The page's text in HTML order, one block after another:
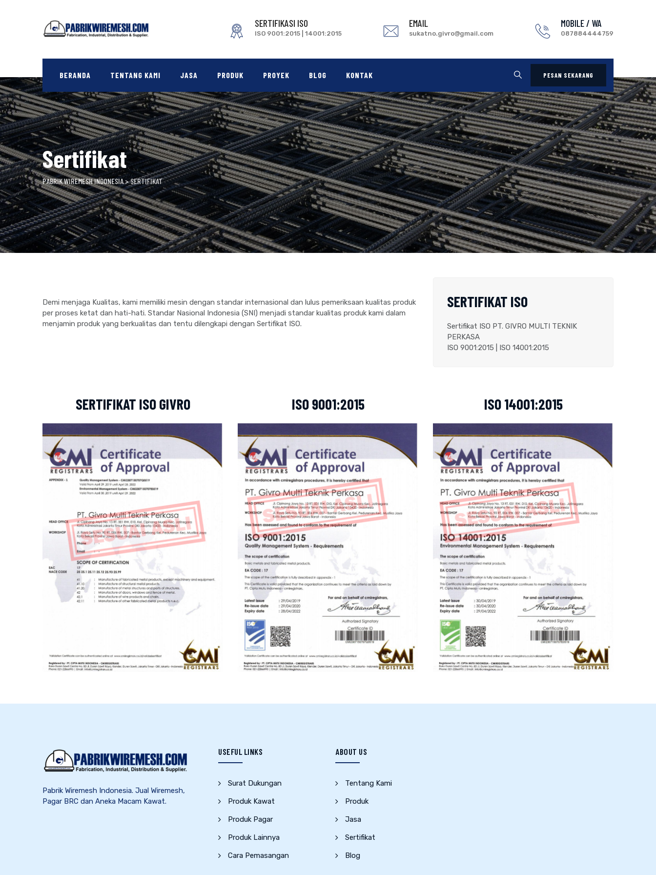
SERTIFIKASI ISO
ISO 9001:2015 | 14001:2015
EMAIL
sukatno.givro@gmail.com
MOBILE / WA
087884444759
BERANDA TENTANG KAMI JASA PRODUK PROYEK BLOG KONTAK PESAN SEKARANG
Sertifikat
PABRIK WIREMESH INDONESIA>SERTIFIKAT
Demi menjaga Kualitas, kami memiliki mesin dengan standar internasional dan lulus pemeriksaan kualitas produk
per proses ketat dan hati-hati. Standar Nasional Indonesia (SNI) menjadi standar kualitas produk kami dalam
menjamin produk yang berkualitas dan tentu dilengkapi dengan Sertifikat ISO.
SERTIFIKAT ISO
Sertifikat ISO PT. GIVRO MULTI TEKNIK
PERKASA
ISO 9001:2015 | ISO 14001:2015
SERTIFIKAT ISO GIVRO ISO 9001:2015 ISO 14001:2015
Pabrik Wiremesh Indonesia. Jual Wiremesh,
Pagar BRC dan Aneka Macam Kawat.
USEFUL LINKS
Surat Dukungan
Produk Kawat
Produk Pagar
Produk Lainnya
Cara Pemasangan
ABOUT US
Tentang Kami
Produk
Jasa
Sertifikat
Blog